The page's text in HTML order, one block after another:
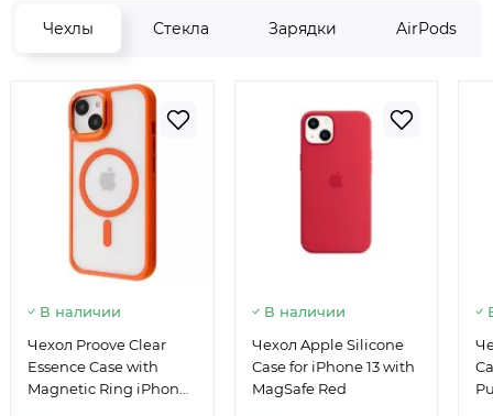
Чехлы Стекла Зарядки AirPods
В наличии
Чехол Proove Clear
Essence Case with
Magnetic Ring iPhone
В наличии
Чехол Apple Silicone
Case for iPhone 13 with
MagSafe Red